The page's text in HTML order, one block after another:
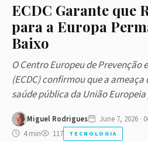
ECDC Garante que
para a Europa
Baixo
O Centro Europeu de Prevenção
(ECDC) confirmou que a
saúde pública da União
Miguel Rodrigues June 7, 2026 ·
4 min
117 TECNOLOGIA